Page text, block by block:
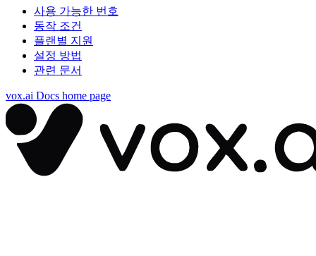
사용 가능한 번호
동작 조건
플랜별 지원
설정 방법
관련 문서
vox.ai Docs home page